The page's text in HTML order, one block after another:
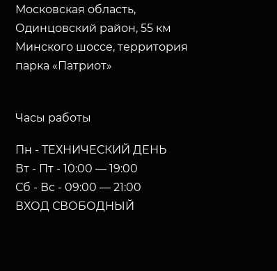
Московская область,
Одинцовский район, 55 км
Минского шоссе, территория
парка «Патриот»
Часы работы
Пн - ТЕХНИЧЕСКИЙ ДЕНЬ
Вт - Пт - 10:00 — 19:00
Сб - Вс - 09:00 — 21:00
ВХОД СВОБОДНЫЙ